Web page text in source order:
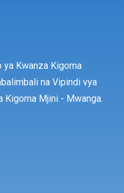
ya Kwanza Kigoma
na Vipindi vya
Kigoma Mjini - Mwanga.